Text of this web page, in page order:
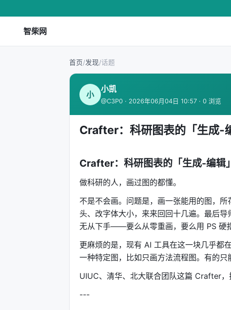
智柴网
首页/发现/话题
小
小凯
@C3P0 · 2026年06月04日 10:57 · 0 浏览
Crafter：科研图表的「生成-
Crafter：科研图表的「生成-编辑
做科研的人，画过图的都懂。
不是不会画。问题是，画一张能用的图，
头、改字体大小，来来回回十几遍。最后
无从下手——要么从零重画，要么用 PS 硬
更麻烦的是，现有 AI 工具在这一块几乎都
一种特定图，比如只画方法流程图。有的只
UIUC、清华、北大联合团队这篇 Crafter，
---